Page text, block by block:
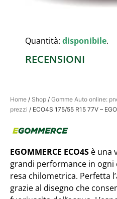
Home / Shop / Gomme Auto online:
prezzi / ECO4S 175/55 R15 77V –
EGOMMERCE ECO4S è una
grandi performance in
resa chilometrica. ​Perfetta
grazie al disegno che
Quantità: disponibile.
RECENSIONI